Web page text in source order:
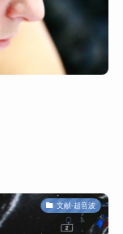
文献-超音波